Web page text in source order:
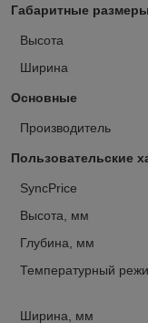
Габаритные размеры
Высота
Ширина
Основные
Производитель
Пользовательские
SyncPrice
Высота, мм
Глубина, мм
Температурный
Ширина, мм